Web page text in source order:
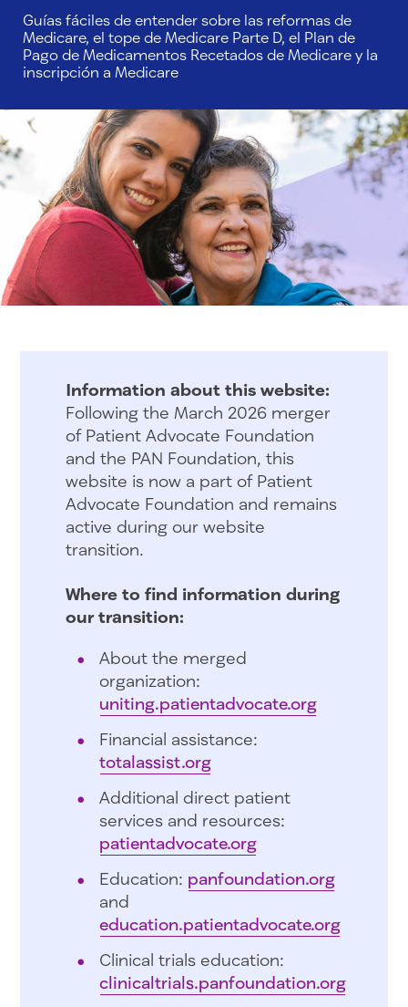
Guías fáciles de entender sobre las reformas de
Medicare, el tope de Medicare Parte D, el Plan de
Pago de Medicamentos Recetados de Medicare y la
inscripción a Medicare
Information about this website:
Following the March 2026 merger
of Patient Advocate Foundation
and the PAN Foundation, this
website is now a part of Patient
Advocate Foundation and remains
active during our website
transition.
Where to find information during
our transition:
About the merged
organization:
uniting.patientadvocate.org
Financial assistance:
totalassist.org
Additional direct patient
services and resources:
patientadvocate.org
Education: panfoundation.org
and
education.patientadvocate.org
Clinical trials education:
clinicaltrials.panfoundation.org